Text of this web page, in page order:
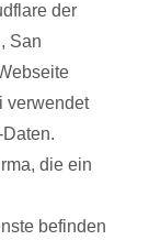
der
San
verwendet
die ein
befinden